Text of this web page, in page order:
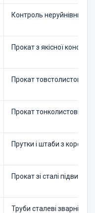
Контроль неруйнівний.
Прокат з якісної
Прокат товстолистовий з
Прокат тонколистовий з
Прутки і штаби з
Прокат зі сталі
Труби сталеві зварні